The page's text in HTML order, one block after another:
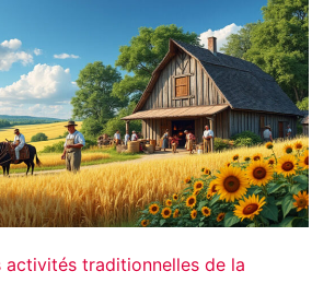
activités traditionnelles de la